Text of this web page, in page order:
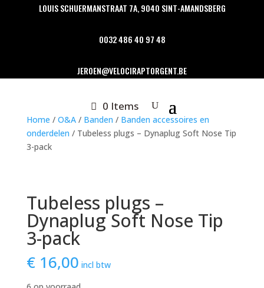
LOUIS SCHUERMANSTRAAT 7A, 9040 SINT-AMANDSBERG
0032 486 40 97 48
JEROEN@VELOCIRAPTORGENT.BE
0 Items
Home / O&A/ Banden / Banden accessoires en
onderdelen / Tubeless plugs – Dynaplug Soft Nose Tip
3-pack
Tubeless plugs –
Dynaplug Soft Nose Tip
3-pack
€16,00 incl btw